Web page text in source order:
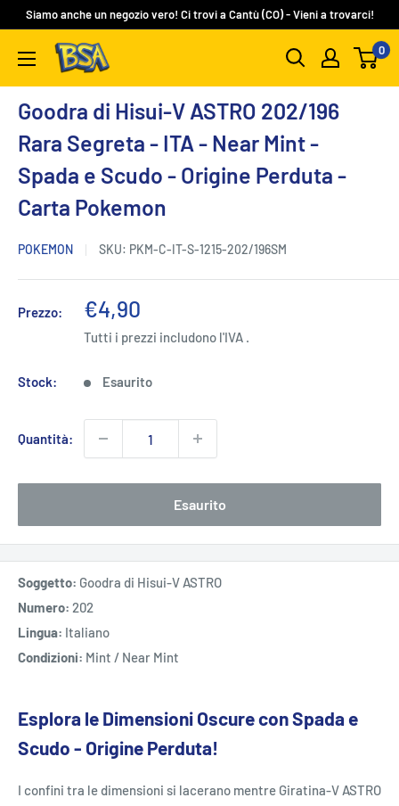
contenuto
Siamo anche un negozio vero! Ci trovi a Cantù (CO) - Vieni a trovarci!
BSA
Carte
Collezionabili
0
Goodra di Hisui-V ASTRO 202/196
Rara Segreta - ITA - Near Mint -
Spada e Scudo - Origine Perduta -
Carta Pokemon
POKEMON SKU: PKM-C-IT-S-1215-202/196SM
Prezzo:
Prezzo
scontato
€4,90
Tutti i prezzi includono l'IVA .
Stock: Esaurito
Quantità:
Esaurito
Soggetto: Goodra di Hisui-V ASTRO
Numero: 202
Lingua: Italiano
Condizioni: Mint / Near Mint
Esplora le Dimensioni Oscure con Spada e
Scudo - Origine Perduta!
I confini tra le dimensioni si lacerano mentre Giratina-V ASTRO